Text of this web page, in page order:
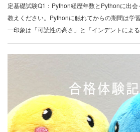
定基礎試験Q1：Python経歴年数とPythonに出
教えください。Pythonに触れてからの期間は学
一印象は「可読性の高さ」と「インデントによ